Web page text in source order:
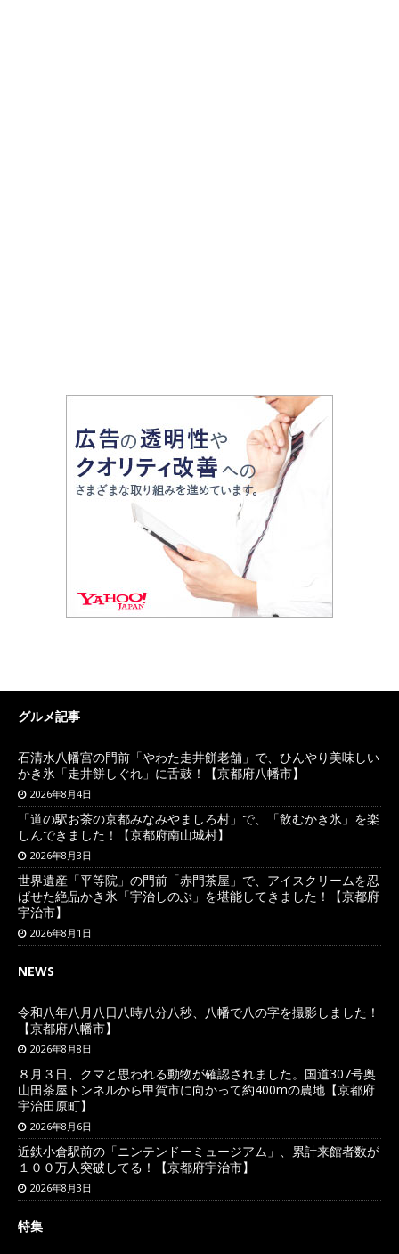
グルメ記事
石清水八幡宮の門前「やわた走井餅老舗」で、ひんやり美味しい
かき氷「走井餅しぐれ」に舌鼓！【京都府八幡市】
2026年8月4日
「道の駅お茶の京都みなみやましろ村」で、「飲むかき氷」を楽
しんできました！【京都府南山城村】
2026年8月3日
世界遺産「平等院」の門前「赤門茶屋」で、アイスクリームを忍
ばせた絶品かき氷「宇治しのぶ」を堪能してきました！【京都府
宇治市】
2026年8月1日
NEWS
令和八年八月八日八時八分八秒、八幡で八の字を撮影しました！
【京都府八幡市】
2026年8月8日
８月３日、クマと思われる動物が確認されました。国道307号奥
山田茶屋トンネルから甲賀市に向かって約400mの農地【京都府
宇治田原町】
2026年8月6日
近鉄小倉駅前の「ニンテンドーミュージアム」、累計来館者数が
１００万人突破してる！【京都府宇治市】
2026年8月3日
特集